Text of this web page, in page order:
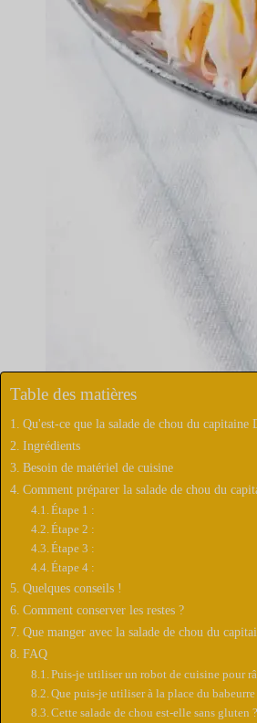
Table des matières
Qu'est-ce que la salade de chou du capitaine
Ingrédients
Besoin de matériel de cuisine
Comment préparer la salade de chou du
Étape 1 :
Étape 2 :
Étape 3 :
Étape 4 :
Quelques conseils !
Comment conserver les restes ?
Que manger avec la salade de chou du
FAQ
Puis-je utiliser un robot de cuisine pour
Que puis-je utiliser à la place du babeurre
Cette salade de chou est-elle sans gluten ?